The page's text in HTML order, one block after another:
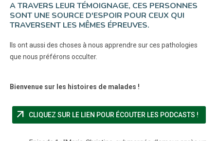
A TRAVERS LEUR TÉMOIGNAGE, CES PERSONNES
SONT UNE SOURCE D'ESPOIR POUR CEUX QUI
TRAVERSENT LES MÊMES ÉPREUVES.
Ils ont aussi des choses à nous apprendre sur ces pathologies
que nous préférons occulter.
Bienvenue sur les histoires de malades !
arrow_outward CLIQUEZ SUR LE LIEN POUR ÉCOUTER LES PODCASTS !